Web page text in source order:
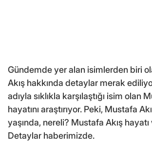
Gündemde yer alan isimlerden biri
Akış hakkında detaylar merak
adıyla sıklıkla karşılaştığı isim olan
hayatını araştırıyor. Peki, Mustafa
yaşında, nereli? Mustafa Akış
Detaylar haberimizde.